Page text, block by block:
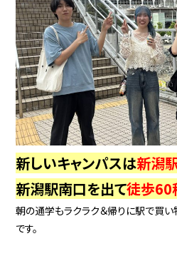
新しいキャンパスは新潟
新潟駅南口を出て徒歩60
朝の通学もラクラク＆帰りに駅で買い
です。